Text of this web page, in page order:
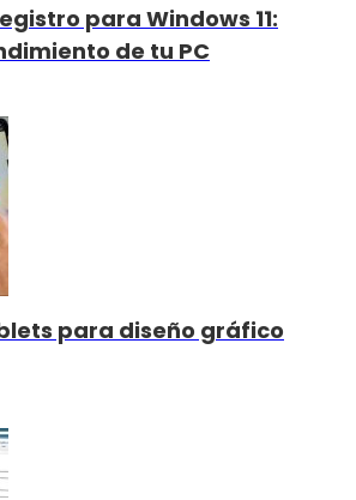
para Windows 11:
de tu PC
para diseño gráfico